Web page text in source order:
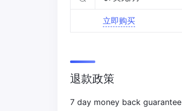
立即购买
退款政策
7 day money back guarantee